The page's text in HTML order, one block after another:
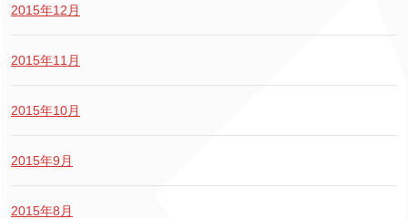
2015年12月
2015年11月
2015年10月
2015年9月
2015年8月